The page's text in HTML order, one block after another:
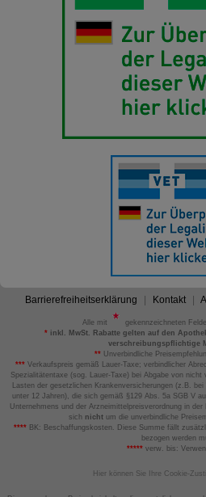
Barrierefreiheitserklärung Kontakt
Alle mit
gekennzeichneten
*inkl. MwSt. Rabatte gelten auf den
verschreibungspflichtige
** Unverbindliche
*** Verkaufspreis gemäß Lauer-Taxe; verbindlicher
Spezialitätentaxe (sog. Lauer-Taxe) bei Abgabe von
Lasten der gesetzlichen Krankenversicherungen (z.B.
unter 12 Jahren), die sich gemäß §129 Abs. 5a SGB V
Unternehmens und der Arzneimittelpreisverordnung in
sich nicht um die unverbindliche
****BK: Beschaffungskosten. Diese Summe fällt
bezogen werden
*****verw. bis:
Hier können Sie Ihre Cookie-